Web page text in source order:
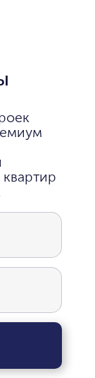
квартир